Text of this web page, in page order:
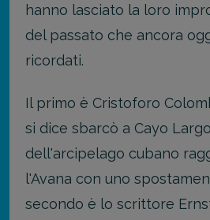
hanno lasciato la loro
del passato che ancora
ricordati.
Il primo è Cristoforo
si dice sbarcò a Cayo
dell'arcipelago cubano
l'Avana con uno
secondo è lo scrittore